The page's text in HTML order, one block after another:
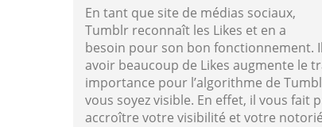
En tant que site de médias sociaux,
Tumblr reconnaît les Likes et en a
besoin pour son bon fonctionnement.
avoir beaucoup de Likes augmente le
importance pour l’algorithme de
vous soyez visible. En effet, il vous fait
accroître votre visibilité et votre